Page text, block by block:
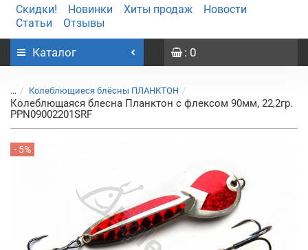
Скидки! Новинки Хиты продаж
Новости
Статьи
Отзывы
Каталог : 0
... Колеблющиеся блёсны ПЛАНКТОН
Колеблющаяся блесна Планктон с флексом 90мм, 22,2гр.
PPN09002201SRF
- 5%